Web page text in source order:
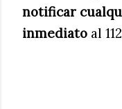
notificar
inmediato al